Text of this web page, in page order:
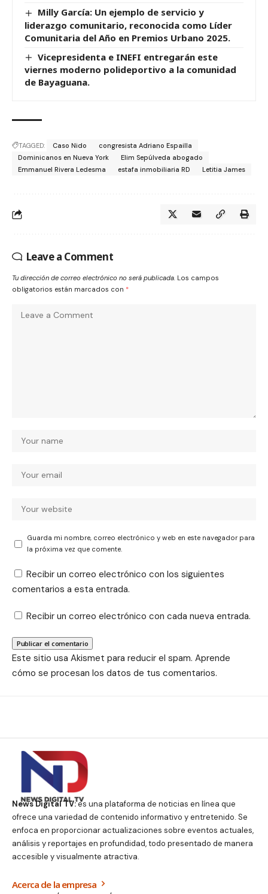
Milly García: Un ejemplo de servicio y
liderazgo comunitario, reconocida como Líder
Comunitaria del Año en Premios Urbano 2025.
Vicepresidenta e INEFI entregarán este
viernes moderno polideportivo a la comunidad
de Bayaguana.
TAGGED: Caso Nido
congresista Adriano Espailla
Dominicanos en Nueva York
Elim Sepúlveda abogado
Emmanuel Rivera Ledesma
estafa inmobiliaria RD Letitia James
Leave a Comment
Tu dirección de correo electrónico no será publicada. Los campos
obligatorios están marcados con *
Guarda mi nombre, correo electrónico y web en este navegador para
la próxima vez que comente.
Recibir un correo electrónico con los siguientes
comentarios a esta entrada.
Recibir un correo electrónico con cada nueva entrada.
Este sitio usa Akismet para reducir el spam. Aprende
cómo se procesan los datos de tus comentarios.
News Digital TV:es una plataforma de noticias en línea que
ofrece una variedad de contenido informativo y entretenido. Se
enfoca en proporcionar actualizaciones sobre eventos actuales,
análisis y reportajes en profundidad, todo presentado de manera
accesible y visualmente atractiva.
Acerca de la empresa